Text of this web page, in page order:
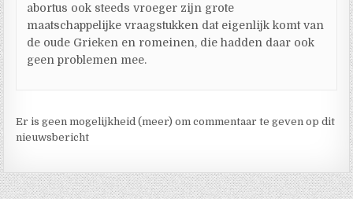
abortus ook steeds vroeger zijn grote
maatschappelijke vraagstukken dat eigenlijk komt van
de oude Grieken en romeinen, die hadden daar ook
geen problemen mee.
Er is geen mogelijkheid (meer) om commentaar te geven op dit
nieuwsbericht